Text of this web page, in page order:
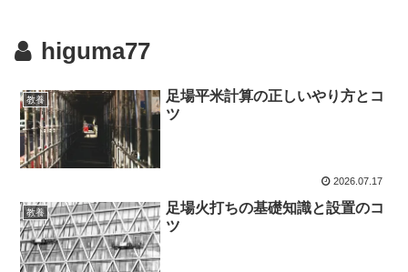
higuma77
教養
足場平米計算の正しいやり方とコ
ツ
2026.07.17
教養
足場火打ちの基礎知識と設置のコ
ツ